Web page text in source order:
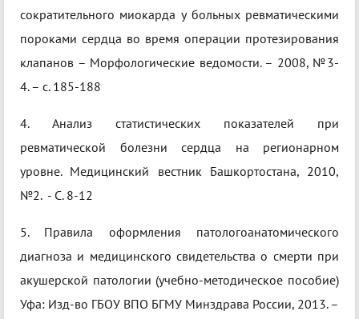
сократительного миокарда у больных ревматическими
пороками сердца во время операции протезирования
клапанов – Морфологические ведомости. – 2008, №3-
4. – с. 185-188
4. Анализ статистических показателей при
ревматической болезни сердца на регионарном
уровне. Медицинский вестник Башкортостана, 2010,
№2. - С. 8-12
5. Правила оформления патологоанатомического
диагноза и медицинского свидетельства о смерти при
акушерской патологии (учебно-методическое пособие)
Уфа: Изд-во ГБОУ ВПО БГМУ Минздрава России, 2013. –